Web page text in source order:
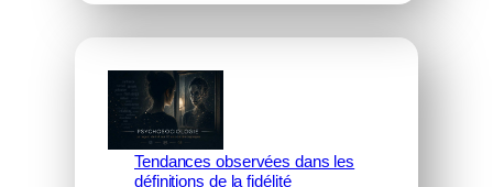
Tendances observées dans les
définitions de la fidélité